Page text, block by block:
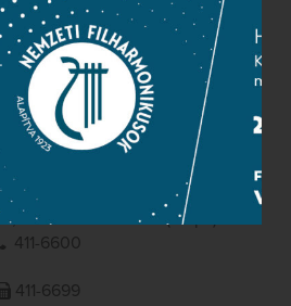
Komor Marcell u. 1. (Müpa)
411-6600
411-6699